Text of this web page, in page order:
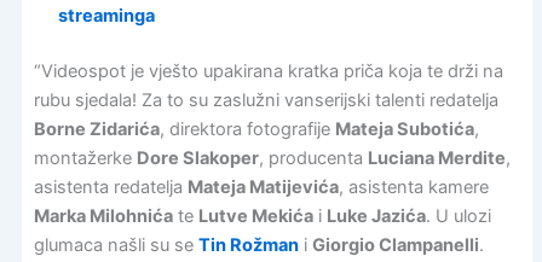
streaminga
“Videospot je vješto upakirana kratka priča koja te drži na
rubu sjedala! Za to su zaslužni vanserijski talenti redatelja
Borne Zidarića, direktora fotografije Mateja Subotića,
montažerke Dore Slakoper, producenta Luciana Merdite,
asistenta redatelja Mateja Matijevića, asistenta kamere
Marka Milohnićate Lutve Mekićai Luke Jazića. U ulozi
glumaca našli su se Tin Rožmani Giorgio Clampanelli.